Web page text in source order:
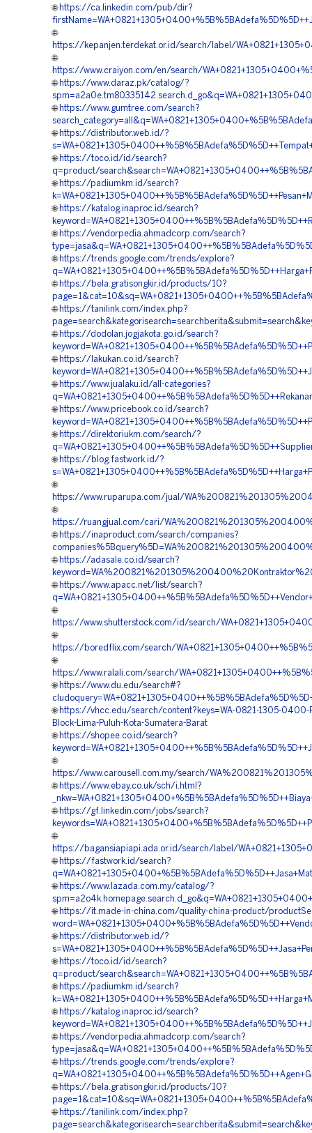
🌐 https://ca.linkedin.com/pub/dir?
🌐
https://kepanjen.terdekat.or.id/search/label/
🌐
https://www.craiyon.com/en/search/
🌐 https://www.daraz.pk/catalog/?
🌐 https://www.gumtree.com/search?
🌐 https://distributor.web.id/?
🌐 https://toco.id/id/search?
q=product/
🌐 https://padiumkm.id/search?
🌐 https://katalog.inaproc.id/search?
🌐 https://vendorpedia.ahmadcorp.com/search?
🌐 https://trends.google.com/trends/explore?
🌐 https://bela.gratisongkir.id/products/10?
🌐 https://tanilink.com/index.php?
🌐 https://dodolan.jogjakota.go.id/search?
🌐 https://lakukan.co.id/search?
🌐 https://www.jualaku.id/all-categories?
🌐 https://www.pricebook.co.id/search?
🌐 https://direktoriukm.com/search/?
🌐 https://blog.fastwork.id/?
🌐
https://www.ruparupa.com/jual/
🌐
https://ruangjual.com/cari/
🌐 https://inaproduct.com/search/companies?
🌐 https://adasale.co.id/search?
🌐 https://www.apacc.net/list/search?
🌐
https://www.shutterstock.com/id/search/
🌐
https://boredflix.com/search/
🌐
https://www.ralali.com/search/
🌐 https://www.du.edu/search#?
🌐 https://vhcc.edu/search/content?keys=WA-0821-1305-0400-
Block-Lima-Puluh-Kota-Sumatera-Barat
🌐 https://shopee.co.id/search?
🌐
https://www.carousell.com.my/search/
🌐 https://www.ebay.co.uk/sch/i.html?
🌐 https://gf.linkedin.com/jobs/search?
🌐
https://bagansiapiapi.ada.or.id/search/label/
🌐 https://fastwork.id/search?
🌐 https://www.lazada.com.my/catalog/?
🌐 https://it.made-in-china.com/quality-china-product/
🌐 https://distributor.web.id/?
🌐 https://toco.id/id/search?
q=product/
🌐 https://padiumkm.id/search?
🌐 https://katalog.inaproc.id/search?
🌐 https://vendorpedia.ahmadcorp.com/search?
🌐 https://trends.google.com/trends/explore?
🌐 https://bela.gratisongkir.id/products/10?
🌐 https://tanilink.com/index.php?